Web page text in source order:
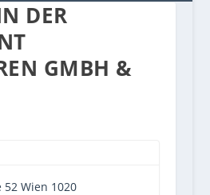
DER
GMBH &
Wien 1020